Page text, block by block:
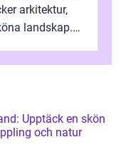
arkitektur,
landskap.
Upptäck en skön
och natur